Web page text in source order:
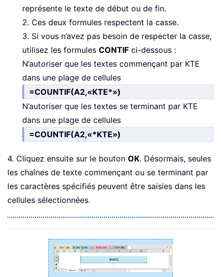
représente le texte de début ou de fin.
2. Ces deux formules respectent la casse.
3. Si vous n’avez pas besoin de respecter la casse,
utilisez les formules CONTIF ci-dessous :
N’autoriser que les textes commençant par KTE
dans une plage de cellules
=COUNTIF(A2,«KTE*»)
N’autoriser que les textes se terminant par KTE
dans une plage de cellules
=COUNTIF(A2,«*KTE»)
4. Cliquez ensuite sur le bouton OK. Désormais, seules
les chaînes de texte commençant ou se terminant par
les caractères spécifiés peuvent être saisies dans les
cellules sélectionnées.